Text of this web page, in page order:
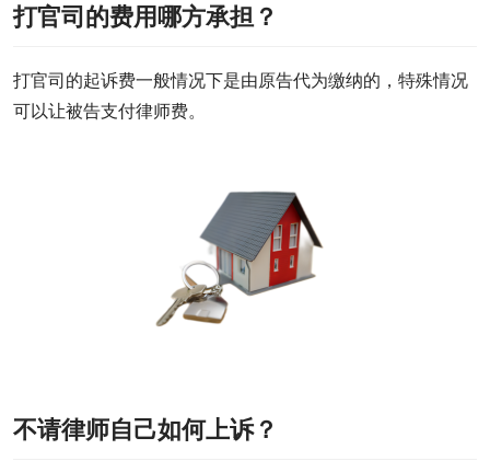
打官司的费用哪方承担？
打官司的起诉费一般情况下是由原告代为缴纳的，特殊情况
可以让被告支付律师费。
不请律师自己如何上诉？